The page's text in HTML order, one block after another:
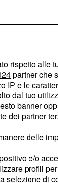
rispetto alle
partner che
IP e le
dal tuo
banner
dei partner
delle
e/o
profili
selezione di